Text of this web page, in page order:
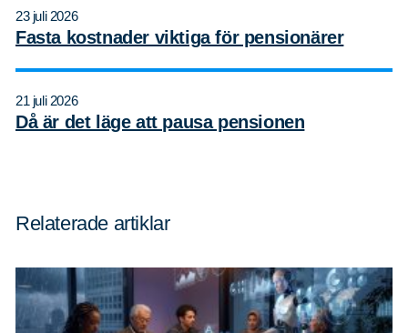
23 juli 2026
Fasta kostnader viktiga för pensionärer
21 juli 2026
Då är det läge att pausa pensionen
Relaterade artiklar